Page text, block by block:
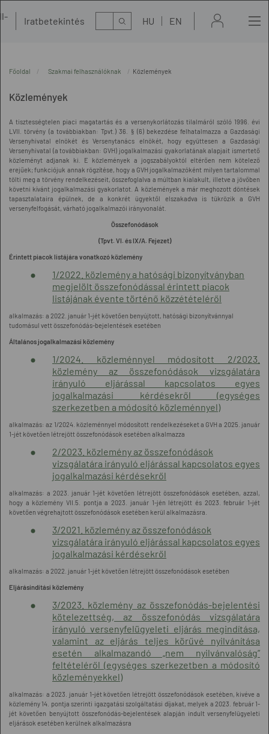
Iratbetekintés Kereső HU EN
Főoldal Szakmai felhasználóknak Közlemények
Közlemények
A tisztességtelen piaci magatartás és a versenykorlátozás tilalmáról szóló 1996. évi
LVII. törvény (a továbbiakban: Tpvt.) 36. § (6) bekezdése felhatalmazza a Gazdasági
Versenyhivatal elnökét és Versenytanács elnökét, hogy együttesen a Gazdasági
Versenyhivatal (a továbbiakban: GVH) jogalkalmazási gyakorlatának alapjait ismertető
közleményt adjanak ki. E közlemények a jogszabályoktól eltérően nem kötelező
erejűek; funkciójuk annak rögzítése, hogy a GVH jogalkalmazóként milyen tartalommal
tölti meg a törvény rendelkezéseit, összefoglalva a múltban kialakult, illetve a jövőben
követni kívánt jogalkalmazási gyakorlatot. A közlemények a már meghozott döntések
tapasztalataira épülnek, de a konkrét ügyektől elszakadva is tükrözik a GVH
versenyfelfogását, várható jogalkalmazói irányvonalát.
Összefonódások
(Tpvt. VI. és IX/A. Fejezet)
Érintett piacok listájára vonatkozó közlemény
1/2022. közlemény a hatósági bizonyítványban
megjelölt összefonódással érintett piacok
listájának évente történő közzétételéről
alkalmazás: a 2022. január 1-jét követően benyújtott, hatósági bizonyítvánnyal
tudomásul vett összefonódás-bejelentések esetében
Általános jogalkalmazási közlemény
1/2024. közleménnyel módosított 2/2023.
közlemény az összefonódások vizsgálatára
irányuló eljárással kapcsolatos egyes
jogalkalmazási kérdésekről (egységes
szerkezetben a módosító közleménnyel)
alkalmazás: az 1/2024. közleménnyel módosított rendelkezéseket a GVH a 2025. január
1-jét követően létrejött összefonódások esetében alkalmazza
2/2023. közlemény az összefonódások
vizsgálatára irányuló eljárással kapcsolatos egyes
jogalkalmazási kérdésekről
alkalmazás: a 2023. január 1-jét követően létrejött összefonódások esetében, azzal,
hogy a közlemény VII.5. pontja a 2023. január 1-jén létrejött és 2023. február 1-jét
követően végrehajtott összefonódások esetében kerül alkalmazásra.
3/2021. közlemény az összefonódások
vizsgálatára irányuló eljárással kapcsolatos egyes
jogalkalmazási kérdésekről
alkalmazás: a 2022. január 1-jét követően létrejött összefonódások esetében
Eljárásindítási közlemény
3/2023. közlemény az összefonódás-bejelentési
kötelezettség, az összefonódás vizsgálatára
irányuló versenyfelügyeleti eljárás megindítása,
valamint az eljárás teljes körűvé nyilvánítása
esetén alkalmazandó „nem nyilvánvalóság”
feltételéről (egységes szerkezetben a módosító
közleményekkel)
alkalmazás: a 2023. január 1-jét követően létrejött összefonódások esetében, kivéve a
közlemény 14. pontja szerinti igazgatási szolgáltatási díjakat, melyek a 2023. február 1-
jét követően benyújtott összefonódás-bejelentések alapján indult versenyfelügyeleti
eljárások esetében kerülnek alkalmazásra